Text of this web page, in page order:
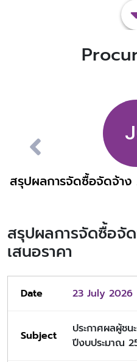
สรุปผลการจัดซื้อจัดจ้าง
สรุปผลการจัดซื้อจั
เสนอราคา
23 July 2026
ประกาศผลผู้ชน
ปีงบประมาณ